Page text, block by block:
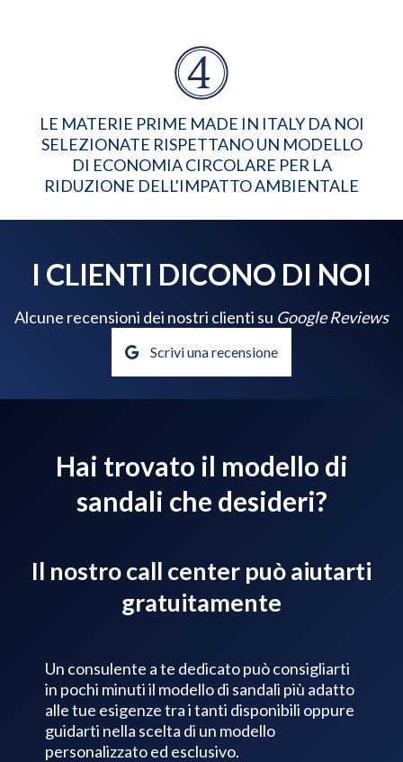
LE MATERIE PRIME MADE IN ITALY DA NOI
SELEZIONATE RISPETTANO UN MODELLO
DI ECONOMIA CIRCOLARE PER LA
RIDUZIONE DELL'IMPATTO AMBIENTALE
I CLIENTI DICONO DI NOI
Alcune recensioni dei nostri clienti su Google Reviews
Scrivi una recensione
Hai trovato il modello di
sandali che desideri?
Il nostro call center può aiutarti
gratuitamente
Un consulente a te dedicato può consigliarti
in pochi minuti il modello di sandali più adatto
alle tue esigenze tra i tanti disponibili oppure
guidarti nella scelta di un modello
personalizzato ed esclusivo.